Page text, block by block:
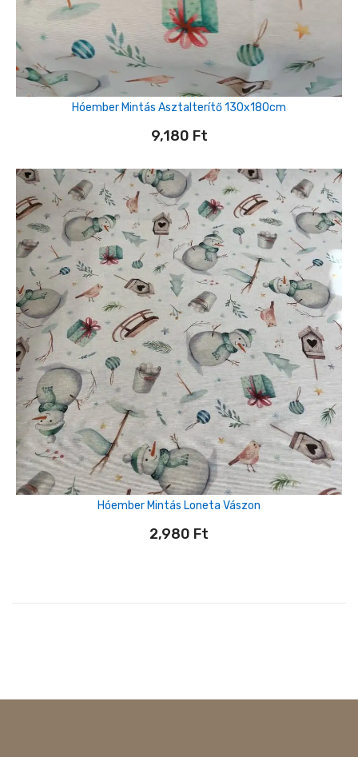
Hóember Mintás Asztalterítő 130x180cm
9,180 Ft
Hóember Mintás Loneta Vászon
2,980 Ft